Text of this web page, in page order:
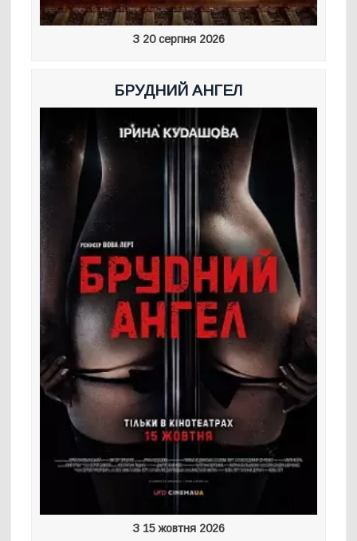
З 20 серпня 2026
БРУДНИЙ АНГЕЛ
З 15 жовтня 2026